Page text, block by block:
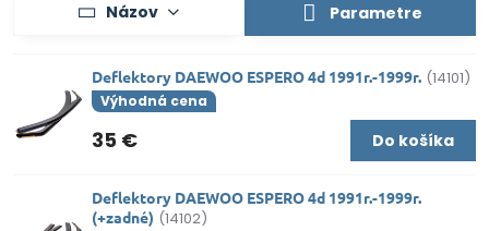
Názov Parametre
Deflektory DAEWOO ESPERO 4d 1991r.-1999r. (14101)
Výhodná cena
35 € Do košíka
Deflektory DAEWOO ESPERO 4d 1991r.-1999r.
(+zadné) (14102)